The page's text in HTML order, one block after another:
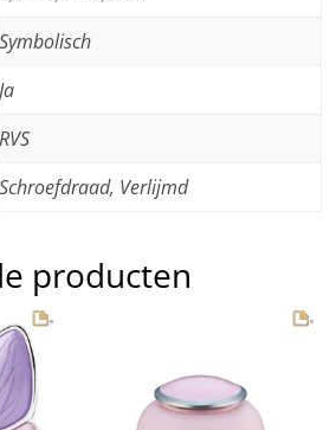
Symbolisch
Ja
RVS
Schroefdraad, Verlijmd
producten